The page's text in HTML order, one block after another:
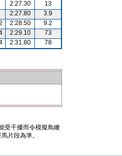
2:27.30
13
2:27.80
3.9
2:28.50
9.2
2:29.10
73
2:31.80 78
受干擾而令模擬鳥瞰
片段為準。